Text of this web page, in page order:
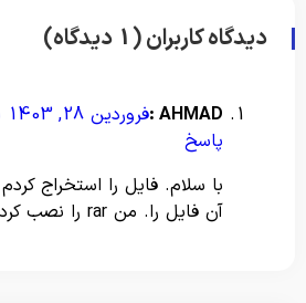
دیدگاه کاربران (1 دیدگاه)
AHMAD : فروردین 28, 1403 ساعت 7:42 ق.ظ
پاسخ
با سلام. فایل را استخراج
آن فایل را. من rar را نصب کردم